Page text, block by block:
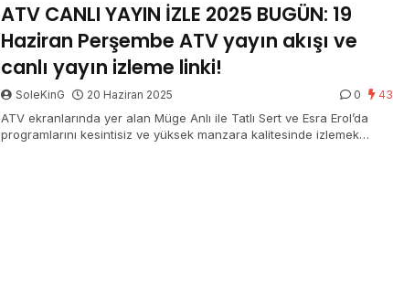
ATV CANLI YAYIN İZLE 2025 BUGÜN: 19
Haziran Perşembe ATV yayın akışı ve
canlı yayın izleme linki!
SoleKinG 20 Haziran 2025 0 43
ATV ekranlarında yer alan Müge Anlı ile Tatlı Sert ve Esra Erol’da
programlarını kesintisiz ve yüksek manzara kalitesinde izlemek